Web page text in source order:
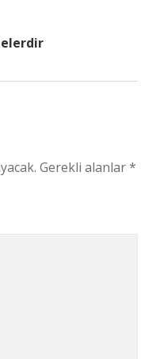
Gerekli alanlar*